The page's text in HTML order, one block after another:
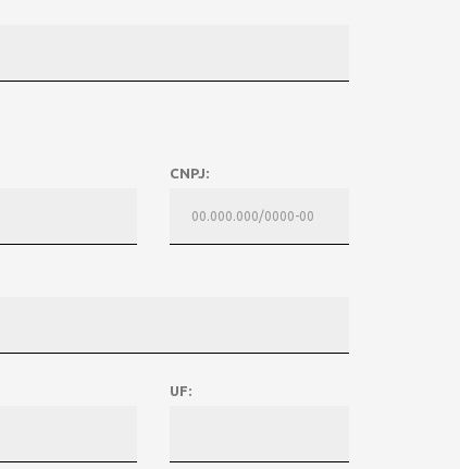
CNPJ:
UF: